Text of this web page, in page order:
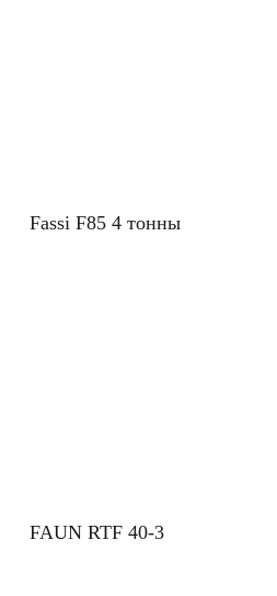
Fassi F85 4 тонны
FAUN RTF 40-3